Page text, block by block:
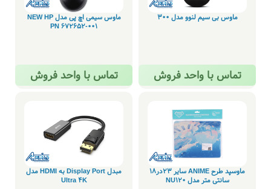
ماوس بی سیم لنوو مدل 300
تماس با واحد فروش
ماوس سیمی اچ پی مدل NEW HP
PN 672652-001
تماس با واحد فروش
ماوسپد طرح ANIME سایر 23در18
سانتی متر مدل NU120
مبدل Display Port به HDMI مدل
Ultra 4K